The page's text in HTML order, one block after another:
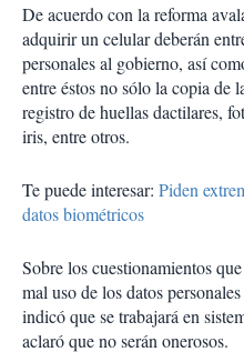
De acuerdo con la reforma
adquirir un celular deberán
personales al gobierno, así
entre éstos no sólo la copia de
registro de huellas dactilares,
iris, entre otros.
Te puede interesar: Piden
datos biométricos
Sobre los cuestionamientos
mal uso de los datos
indicó que se trabajará en
aclaró que no serán onerosos.